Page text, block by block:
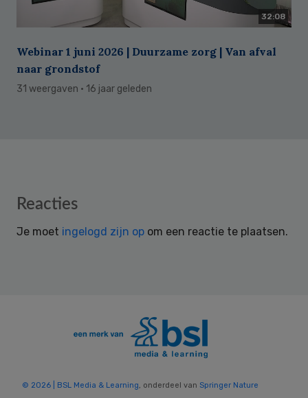
32:08
Webinar 1 juni 2026 | Duurzame zorg | Van afval
naar grondstof
31 weergaven · 16 jaar geleden
Reader
Reacties
Je moet ingelogd zijn op om een reactie te plaatsen.
© 2026 | BSL Media & Learning , onderdeel van Springer Nature